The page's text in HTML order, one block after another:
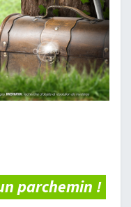
parchemin !